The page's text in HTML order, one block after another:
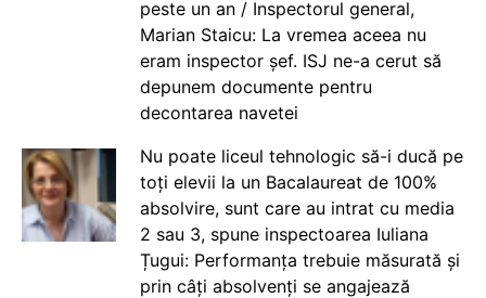
peste un an / Inspectorul general,
Marian Staicu: La vremea aceea nu
eram inspector șef. ISJ ne-a cerut să
depunem documente pentru
decontarea navetei
Nu poate liceul tehnologic să-i ducă pe
toți elevii la un Bacalaureat de 100%
absolvire, sunt care au intrat cu media
2 sau 3, spune inspectoarea Iuliana
Țugui: Performanța trebuie măsurată și
prin câți absolvenți se angajează